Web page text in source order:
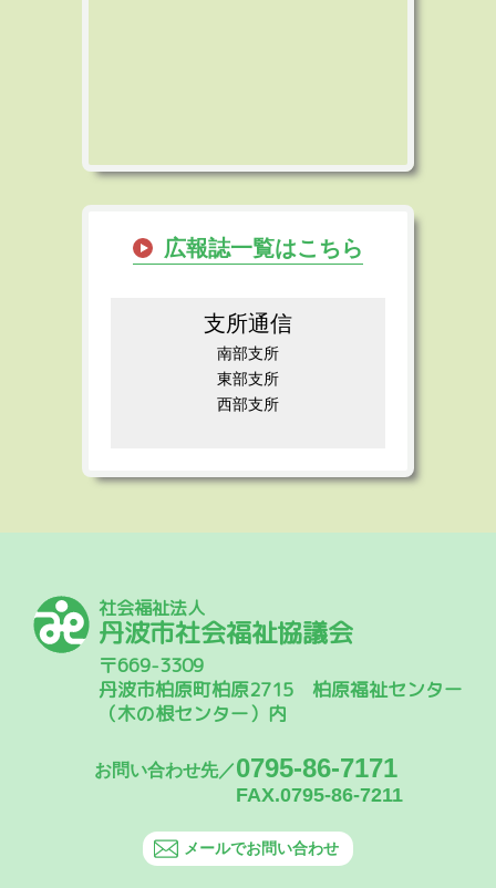
広報誌一覧はこちら
支所通信
南部支所
東部支所
西部支所
社会福祉法人
丹波市社会福祉協議会
〒669-3309
丹波市柏原町柏原2715 柏原福祉センター
（木の根センター）内
お問い合わせ先／0795-86-7171
FAX.0795-86-7211
メールでお問い合わせ